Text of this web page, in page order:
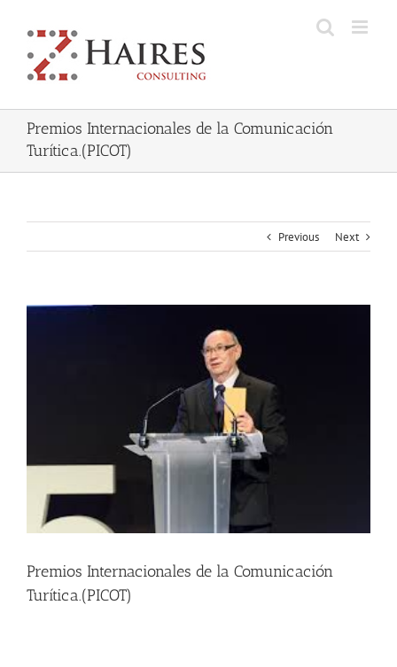
content
Premios Internacionales de la Comunicación
Turítica.(PICOT)
Previous Next
View
Premios Internacionales de la Comunicación
Turítica.(PICOT)